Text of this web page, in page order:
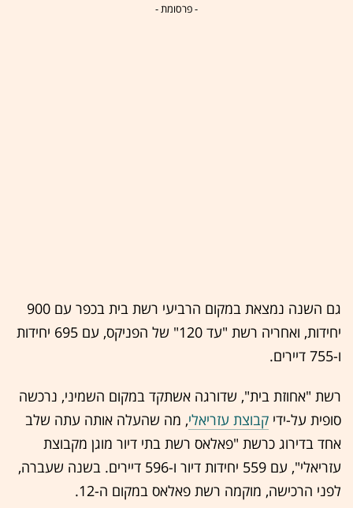
- פרסומת -
גם השנה נמצאת במקום הרביעי רשת בית בכפר עם 900
יחידות, ואחריה רשת "עד 120" של הפניקס, עם 695 יחידות
ו-755 דיירים.
רשת "אחוזת בית", שדורגה אשתקד במקום השמיני, נרכשה
סופית על-ידי קבוצת עזריאלי, מה שהעלה אותה עתה שלב
אחד בדירוג כרשת "פאלאס רשת בתי דיור מוגן מקבוצת
עזריאלי", עם 559 יחידות דיור ו-596 דיירים. בשנה שעברה,
לפני הרכישה, מוקמה רשת פאלאס במקום ה-12.